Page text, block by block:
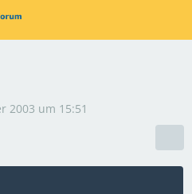
2003 um 15:51